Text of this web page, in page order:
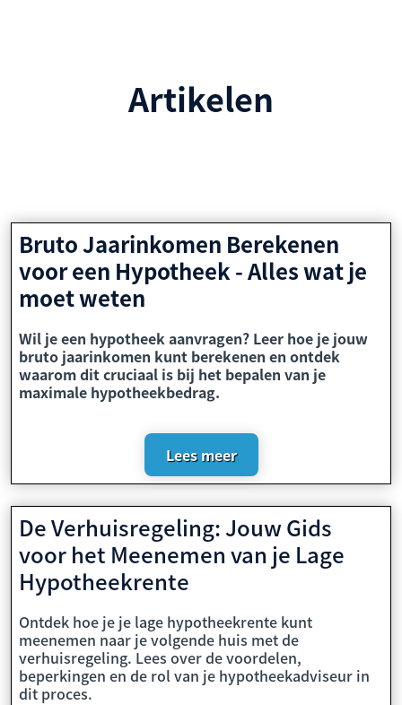
Artikelen
Bruto Jaarinkomen Berekenen
voor een Hypotheek - Alles wat je
moet weten
Wil je een hypotheek aanvragen? Leer hoe je jouw
bruto jaarinkomen kunt berekenen en ontdek
waarom dit cruciaal is bij het bepalen van je
maximale hypotheekbedrag.
Lees meer
De Verhuisregeling: Jouw Gids
voor het Meenemen van je Lage
Hypotheekrente
Ontdek hoe je je lage hypotheekrente kunt
meenemen naar je volgende huis met de
verhuisregeling. Lees over de voordelen,
beperkingen en de rol van je hypotheekadviseur in
dit proces.